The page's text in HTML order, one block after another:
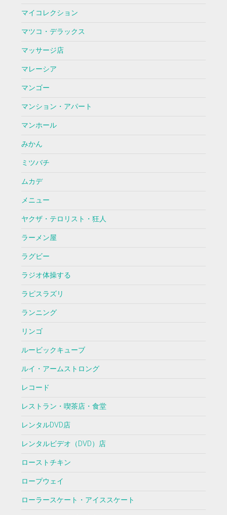
マイコレクション
マツコ・デラックス
マッサージ店
マレーシア
マンゴー
マンション・アパート
マンホール
みかん
ミツバチ
ムカデ
メニュー
ヤクザ・テロリスト・狂人
ラーメン屋
ラグビー
ラジオ体操する
ラピスラズリ
ランニング
リンゴ
ルービックキューブ
ルイ・アームストロング
レコード
レストラン・喫茶店・食堂
レンタルDVD店
レンタルビデオ（DVD）店
ローストチキン
ロープウェイ
ローラースケート・アイススケート